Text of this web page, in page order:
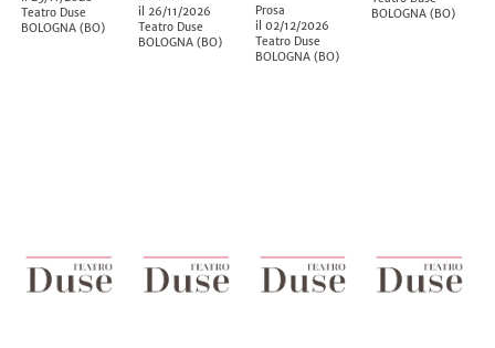
Teatro Duse
BOLOGNA (BO)
il 26/11/2026
Teatro Duse
BOLOGNA(BO)
Prosa
il 02/12/2026
Teatro Duse
BOLOGNA(BO)
BOLOGNA (BO)